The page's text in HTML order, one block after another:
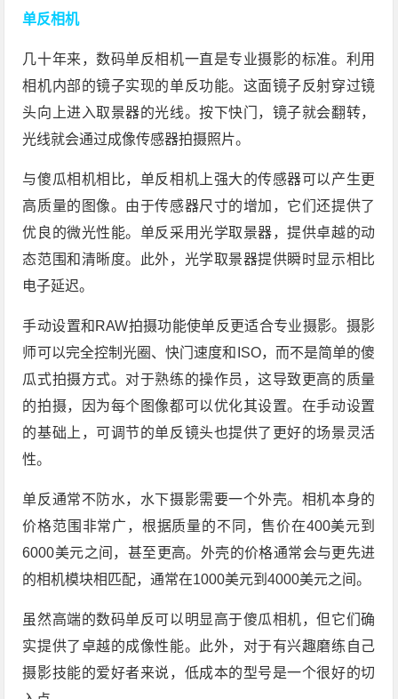
单反相机
几十年来，数码单反相机一直是专业摄影的标准。利用
相机内部的镜子实现的单反功能。这面镜子反射穿过镜
头向上进入取景器的光线。按下快门，镜子就会翻转，
光线就会通过成像传感器拍摄照片。
与傻瓜相机相比，单反相机上强大的传感器可以产生更
高质量的图像。由于传感器尺寸的增加，它们还提供了
优良的微光性能。单反采用光学取景器，提供卓越的动
态范围和清晰度。此外，光学取景器提供瞬时显示相比
电子延迟。
手动设置和RAW拍摄功能使单反更适合专业摄影。摄影
师可以完全控制光圈、快门速度和ISO，而不是简单的傻
瓜式拍摄方式。对于熟练的操作员，这导致更高的质量
的拍摄，因为每个图像都可以优化其设置。在手动设置
的基础上，可调节的单反镜头也提供了更好的场景灵活
性。
单反通常不防水，水下摄影需要一个外壳。相机本身的
价格范围非常广，根据质量的不同，售价在400美元到
6000美元之间，甚至更高。外壳的价格通常会与更先进
的相机模块相匹配，通常在1000美元到4000美元之间。
虽然高端的数码单反可以明显高于傻瓜相机，但它们确
实提供了卓越的成像性能。此外，对于有兴趣磨练自己
摄影技能的爱好者来说，低成本的型号是一个很好的切